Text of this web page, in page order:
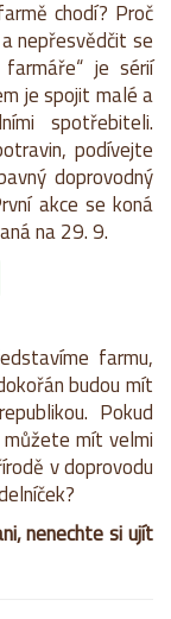
chodí? Proč
nepřesvědčit se
je sérií
je spojit malé a
spotřebiteli.
podívejte
doprovodný
akce se koná
na 29. 9.
farmu,
budou mít
Pokud
mít velmi
v doprovodu
nenechte si ujít